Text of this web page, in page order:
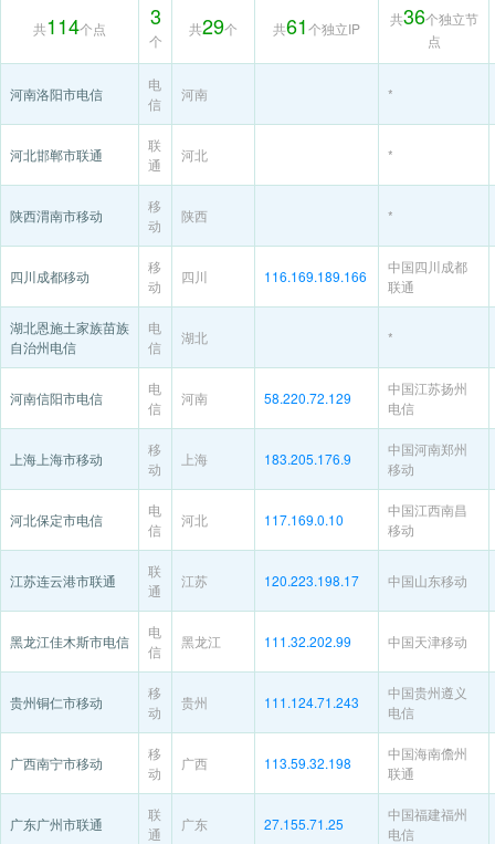
共114个点 3
个
共29个 共61个独立IP
共36个独立节
点
河南洛阳市电信
电
信
河南 *
河北邯郸市联通
联
通
河北 *
陕西渭南市移动
移
动
陕西 *
四川成都移动
移
动
四川 116.169.189.166
中国四川成都
联通
湖北恩施土家族苗族
自治州电信
电
信
湖北 *
河南信阳市电信
电
信
河南 58.220.72.129
中国江苏扬州
电信
上海上海市移动
移
动
上海 183.205.176.9
中国河南郑州
移动
河北保定市电信
电
信
河北 117.169.0.10
中国江西南昌
移动
江苏连云港市联通
联
通
江苏 120.223.198.17 中国山东移动
黑龙江佳木斯市电信
电
信
黑龙江 111.32.202.99 中国天津移动
贵州铜仁市移动
移
动
贵州 111.124.71.243
中国贵州遵义
电信
广西南宁市移动
移
动
广西 113.59.32.198
中国海南儋州
联通
广东广州市联通
联
通
广东 27.155.71.25
中国福建福州
电信